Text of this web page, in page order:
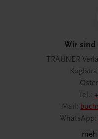
Wir sind
TRAUNER
Tel.:
Mail:
WhatsApp: